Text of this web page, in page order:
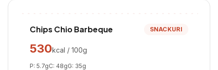
Chips Chio Barbeque SNACKURI
530kcal / 100g
P: 5.7gC: 48gG: 35g